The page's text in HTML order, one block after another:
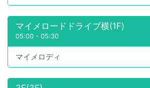
マイメロードドライブ横(1F)
05:00 - 05:30
マイメロディ